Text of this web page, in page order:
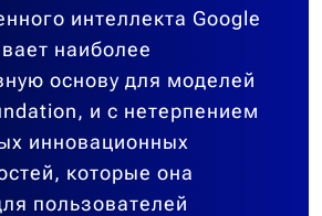
интеллекта Google
наиболее
основу для моделей
и с нетерпением
инновационных
которые она
пользователей